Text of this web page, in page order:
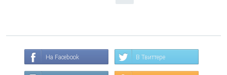
На Facebook В Твиттере